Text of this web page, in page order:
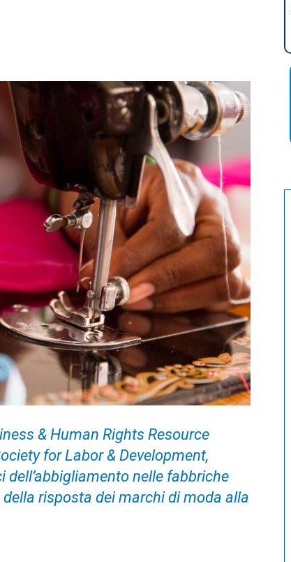
& Human Rights Resource
for Labor & Development,
nelle fabbriche
risposta dei marchi di moda alla